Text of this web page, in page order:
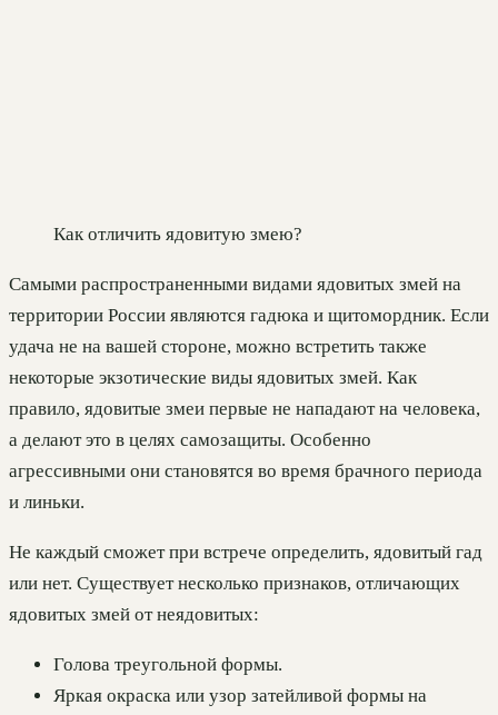
Как отличить ядовитую змею?
Самыми распространенными видами ядовитых змей на
территории России являются гадюка и щитомордник. Если
удача не на вашей стороне, можно встретить также
некоторые экзотические виды ядовитых змей. Как
правило, ядовитые змеи первые не нападают на человека,
а делают это в целях самозащиты. Особенно
агрессивными они становятся во время брачного периода
и линьки.
Не каждый сможет при встрече определить, ядовитый гад
или нет. Существует несколько признаков, отличающих
ядовитых змей от неядовитых:
Голова треугольной формы.
Яркая окраска или узор затейливой формы на